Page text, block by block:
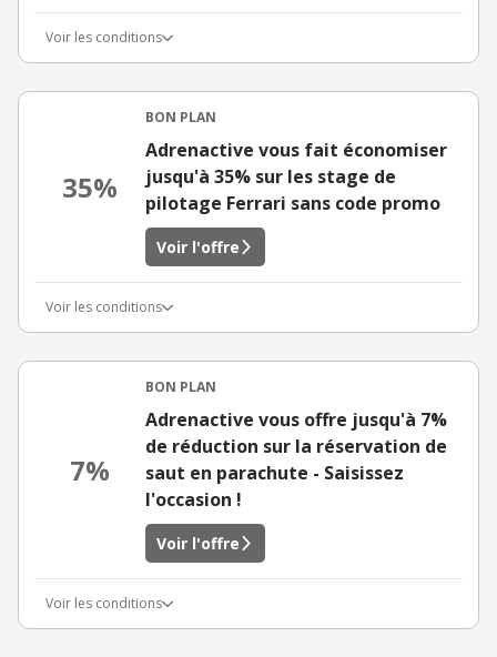
Voir les conditions
35%
BON PLAN
Adrenactive vous fait économiser
jusqu'à 35% sur les stage de
pilotage Ferrari sans code promo
Voir l'offre
Voir les conditions
7%
BON PLAN
Adrenactive vous offre jusqu'à 7%
de réduction sur la réservation de
saut en parachute - Saisissez
l'occasion !
Voir l'offre
Voir les conditions